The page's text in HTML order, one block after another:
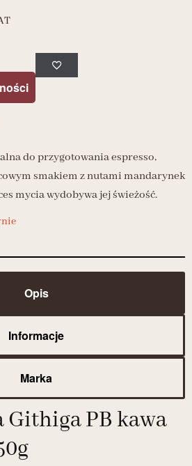
do przygotowania espresso,
smakiem z nutami mandarynek
mycia wydobywa jej świeżość.
Opis
Informacje
Marka
Githiga PB kawa